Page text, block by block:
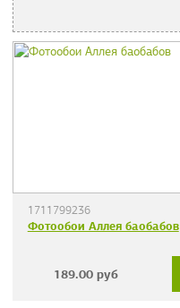
1711799236
Фотообои Аллея баобабов
189.00 руб